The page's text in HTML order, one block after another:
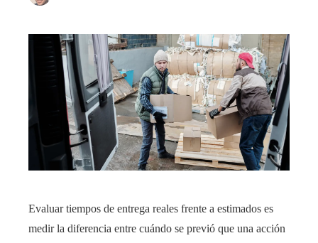
Evaluar tiempos de entrega reales frente a estimados es
medir la diferencia entre cuándo se previó que una acción